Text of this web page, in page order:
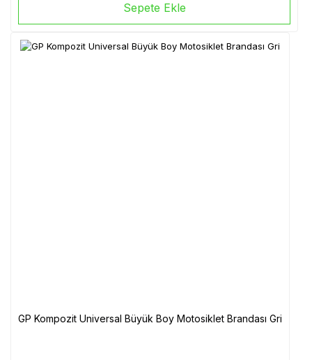
Sepete Ekle
GP Kompozit Universal Büyük Boy Motosiklet Brandası Gri